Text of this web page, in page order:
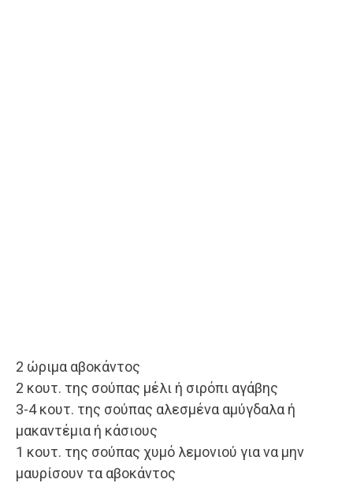
2 ώριμα αβοκάντος
2 κουτ. της σούπας μέλι ή σιρόπι αγάβης
3-4 κουτ. της σούπας αλεσμένα αμύγδαλα ή
μακαντέμια ή κάσιους
1 κουτ. της σούπας χυμό λεμονιού για να μην
μαυρίσουν τα αβοκάντος